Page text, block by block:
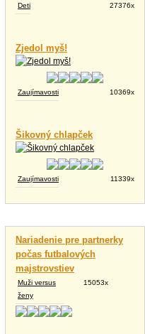
Deti 27376x
Zjedol myš!
Zaujímavosti 10369x
Šikovný chlapček
Zaujímavosti 11339x
Nariadenie pre partnerky
počas futbalových
majstrovstiev
Muži versus
ženy
15053x